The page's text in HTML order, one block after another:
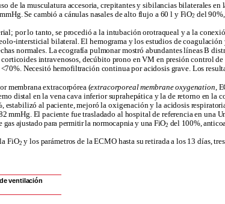
de la musculatura accesoria, crepitantes y sibilancias bilaterales
Se cambió a cánulas nasales de alto flujo a 60 l y FiO2 del
por lo tanto, se procedió a la intubación orotraqueal y a la
intersticial bilateral. El hemograma y los estudios de
normales. La ecografía pulmonar mostró abundantes líneas B
intravenosos, decúbito prono en VM en presión control de
<70%. Necesitó hemofiltración continua por acidosis grave. Los
membrana extracorpórea (extracorporeal membrane oxygenation,
distal en la vena cava inferior suprahepática y la de retorno en la
estabilizó al paciente, mejoró la oxigenación y la acidosis
mmHg. El paciente fue trasladado al hospital de referencia en una
ajustado para permitir la normocapnia y una FiO2 del 100%,
FiO2 y los parámetros de la ECMO hasta su retirada a los 13 días,
ventilación